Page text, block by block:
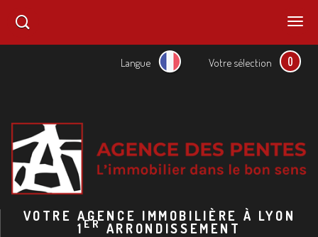
Langue Votre sélection 0
VOTRE AGENCE IMMOBILIÈRE À LYON
1 ER ARRONDISSEMENT